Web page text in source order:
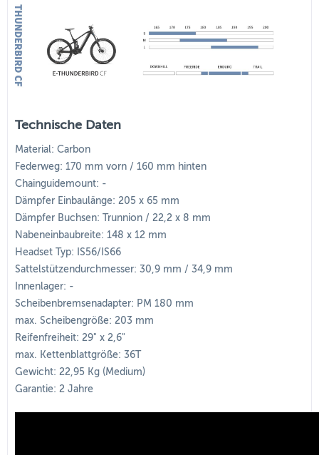
Technische Daten
Material: Carbon
Federweg: 170 mm vorn / 160 mm hinten
Chainguidemount: -
Dämpfer Einbaulänge: 205 x 65 mm
Dämpfer Buchsen: Trunnion / 22,2 x 8 mm
Nabeneinbaubreite: 148 x 12 mm
Headset Typ: IS56/IS66
Sattelstützendurchmesser: 30,9 mm / 34,9 mm
Innenlager: -
Scheibenbremsenadapter: PM 180 mm
max. Scheibengröße: 203 mm
Reifenfreiheit: 29" x 2,6"
max. Kettenblattgröße: 36T
Gewicht: 22,95 Kg (Medium)
Garantie: 2 Jahre